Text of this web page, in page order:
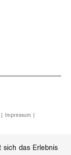
sich das Erlebnis
| Impressum